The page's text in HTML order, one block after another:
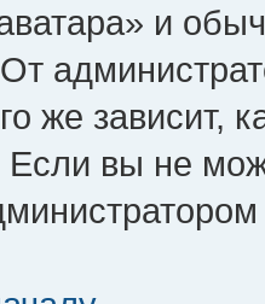
и
же зависит,
вы не